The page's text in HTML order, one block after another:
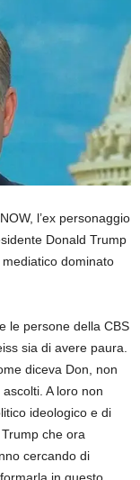
l’ex personaggio
Donald Trump
dominato
le persone della CBS
sia di avere paura.
diceva Don, non
A loro non
ideologico e di
che ora
cercando di